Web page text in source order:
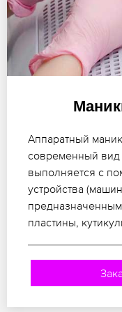
Аппаратный
современный вид
выполняется с
устройства
пластины,